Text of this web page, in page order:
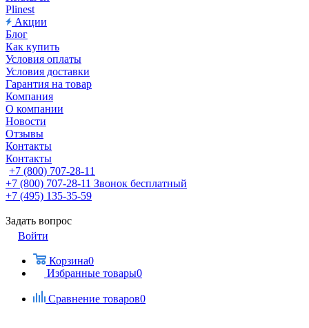
Plinest
Акции
Блог
Как купить
Условия оплаты
Условия доставки
Гарантия на товар
Компания
О компании
Новости
Отзывы
Контакты
Контакты
+7 (800) 707-28-11
+7 (800) 707-28-11 Звонок бесплатный
+7 (495) 135-35-59
Задать вопрос
Войти
Корзина0
Избранные товары0
Сравнение товаров0